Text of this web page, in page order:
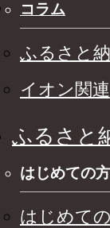
コラム
ふるさと
イオン関連
ふるさと
はじめての
はじめて